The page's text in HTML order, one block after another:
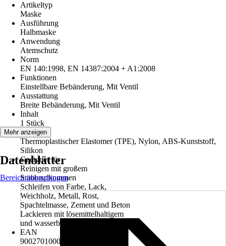
Artikeltyp
Maske
Ausführung
Halbmaske
Anwendung
Atemschutz
Norm
EN 140:1998, EN 14387:2004 + A1:2008
Funktionen
Einstellbare Bebänderung, Mit Ventil
Ausstattung
Breite Bebänderung, Mit Ventil
Inhalt
1 Stück
Material
Thermoplastischer Elastomer (TPE), Nylon, ABS-Kunststoff,
Silikon
Geeignet für
Reinigen mit großem
Staubaufkommen
Schleifen von Farbe, Lack,
Weichholz, Metall, Rost,
Spachtelmasse, Zement und Beton
Lackieren mit lösemittelhaltigem
und wasserbasierendem Lack
EAN
9002701000564
Mehr anzeigen
Datenblätter
Bereich überspringen